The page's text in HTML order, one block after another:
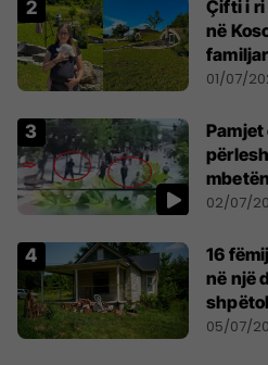
Çifti i
në
asnjë
01/07/
02/07/
16
në një
sfidë e
05/07/